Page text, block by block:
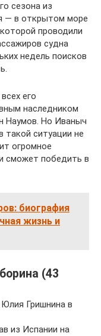
сезона из
— в открытом море
проводили
судна
недель поисков
его
наследником
Наумов. Но Иваныч
ситуации не
огромное
сможет победить в
биография
жизнь и
(43
Гришнина в
из Испании на